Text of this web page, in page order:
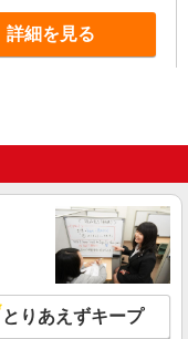
詳細を見る
JS）
支給 ＜月収＞ 230000
円×57.5H
詳細を見る
リング【大阪府】
とりあえずキープ